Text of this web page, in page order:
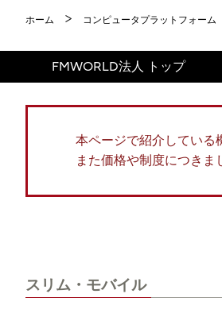
ホーム コンピュータプラットフォーム
FMWORLD法人 トップ
本ページで紹介している
また価格や制度につきま
スリム・モバイル